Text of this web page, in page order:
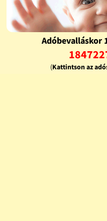
Adóbevalláskor
(Kattintson az